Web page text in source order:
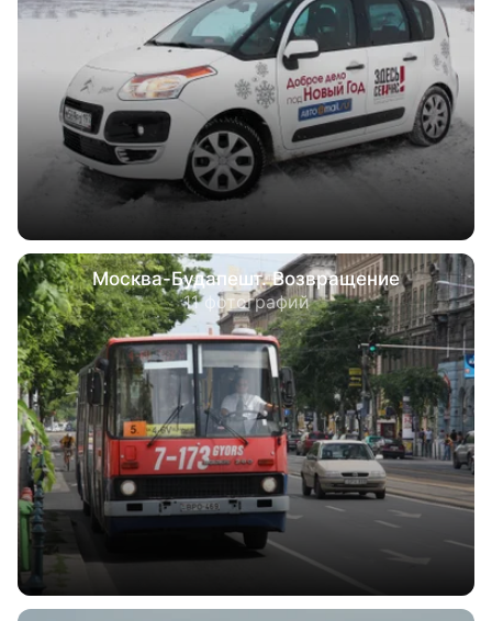
Москва-Будапешт. Возвращение
11 фотографий